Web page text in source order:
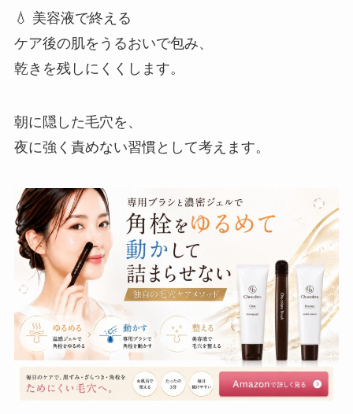
💧 美容液で終える
ケア後の肌をうるおいで包み、
乾きを残しにくくします。
朝に隠した毛穴を、
夜に強く責めない習慣として考えます。